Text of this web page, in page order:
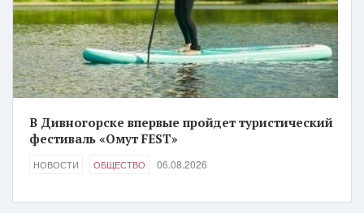
В Дивногорске впервые пройдет туристический
фестиваль «Омут FEST»
НОВОСТИ ОБЩЕСТВО 06.08.2026